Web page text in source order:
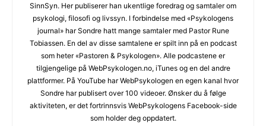
SinnSyn. Her publiserer han ukentlige foredrag og samtaler om
psykologi, filosofi og livssyn. I forbindelse med «Psykologens
journal» har Sondre hatt mange samtaler med Pastor Rune
Tobiassen. En del av disse samtalene er spilt inn på en podcast
som heter «Pastoren & Psykologen». Alle podcastene er
tilgjengelige på WebPsykologen.no, iTunes og en del andre
plattformer. På YouTube har WebPsykologen en egen kanal hvor
Sondre har publisert over 100 videoer. Ønsker du å følge
aktiviteten, er det fortrinnsvis WebPsykologens Facebook-side
som holder deg oppdatert.